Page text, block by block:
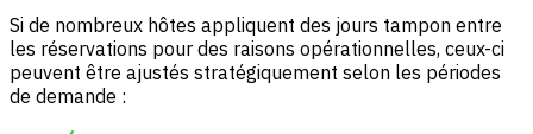
Si de nombreux hôtes appliquent des jours tampon entre
les réservations pour des raisons opérationnelles, ceux-ci
peuvent être ajustés stratégiquement selon les périodes
de demande :